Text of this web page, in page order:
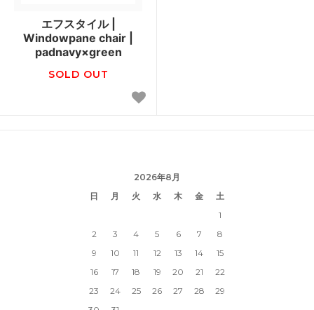
エフスタイル |
Windowpane chair |
padnavy×green
SOLD OUT
2026年8月
日
月 火 水 木 金
土
1
2
3 4 5 6 7
8
9
10 11 12 13 14
15
16
17 18 19 20 21
22
23
24 25 26 27 28
29